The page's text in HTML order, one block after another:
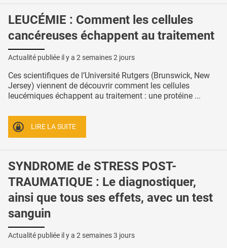
LEUCÉMIE : Comment les cellules
cancéreuses échappent au traitement
Actualité publiée il y a 2 semaines 2 jours
Ces scientifiques de l’Université Rutgers (Brunswick, New
Jersey) viennent de découvrir comment les cellules
leucémiques échappent au traitement : une protéine ...
LIRE LA SUITE
SYNDROME de STRESS POST-
TRAUMATIQUE : Le diagnostiquer,
ainsi que tous ses effets, avec un test
sanguin
Actualité publiée il y a 2 semaines 3 jours